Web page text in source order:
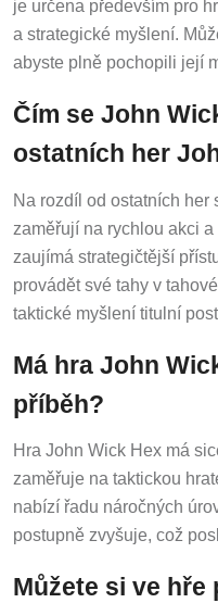
je určena především pro
a strategické myšlení.
abyste plně pochopili její
Čím se John
ostatních her
Na rozdíl od ostatních her
zaměřují na rychlou akci
zaujímá strategičtější
provádět své tahy v
taktické myšlení titulní
Má hra John
příběh?
Hra John Wick Hex má
zaměřuje na taktickou
nabízí řadu náročných
postupně zvyšuje, což
Můžete si ve